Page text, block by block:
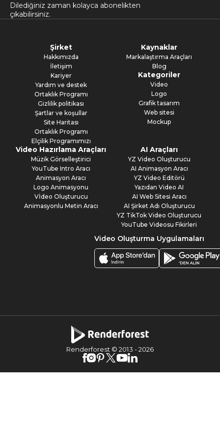
Dilediğiniz zaman kolayca abonelikten
çıkabilirsiniz.
Şirket
Hakkımızda
İletişim
Kariyer
Yardım ve destek
Ortaklık Programı
Gizlilik politikası
Şartlar ve koşullar
Site Haritası
Ortaklık Programı
Elçilik Programımızı
Kaynaklar
Markalaştırma Araçları
Blog
Kategoriler
Video
Logo
Grafik tasarım
Web sitesi
Mockup
Video Hazırlama Araçları
Müzik Görselleştirici
YouTube Intro Aracı
Animasyon Aracı
Logo Animasyonu
Vİdeo Oluşturucu
Animasyonlu Metin Aracı
AI Araçları
YZ Video Oluşturucu
AI Animasyon Aracı
YZ Video Editörü
Yazıdan Video AI
AI Web Sitesi Aracı
AI Şirket Adı Oluşturucu
YZ TikTok Video Oluşturucu
YouTube Videosu Fikirleri
Video Oluşturma Uygulamaları
Renderforest © 2013 -2026